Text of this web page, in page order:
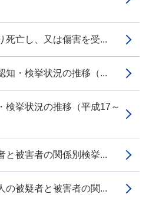
亡し、又は傷害を受...
・検挙状況の推移（...
挙状況の推移（平成17～
被害者の関係別検挙...
被疑者と被害者の関...